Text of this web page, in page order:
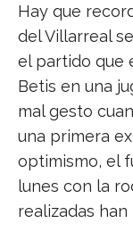
Hay que
del Villarreal
el partido que
Betis en una
mal gesto
una primera
optimismo, el
lunes con la
realizadas